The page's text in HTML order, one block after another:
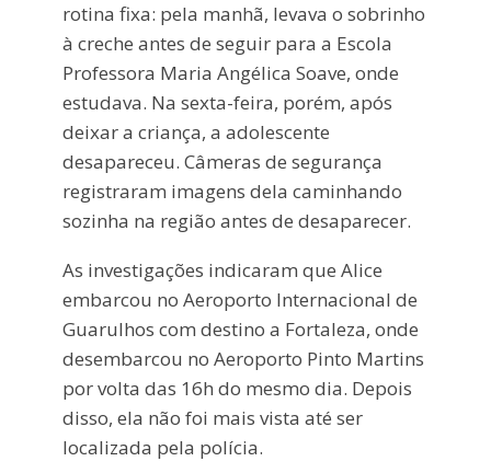
rotina fixa: pela manhã, levava o sobrinho
à creche antes de seguir para a Escola
Professora Maria Angélica Soave, onde
estudava. Na sexta-feira, porém, após
deixar a criança, a adolescente
desapareceu. Câmeras de segurança
registraram imagens dela caminhando
sozinha na região antes de desaparecer.
As investigações indicaram que Alice
embarcou no Aeroporto Internacional de
Guarulhos com destino a Fortaleza, onde
desembarcou no Aeroporto Pinto Martins
por volta das 16h do mesmo dia. Depois
disso, ela não foi mais vista até ser
localizada pela polícia.